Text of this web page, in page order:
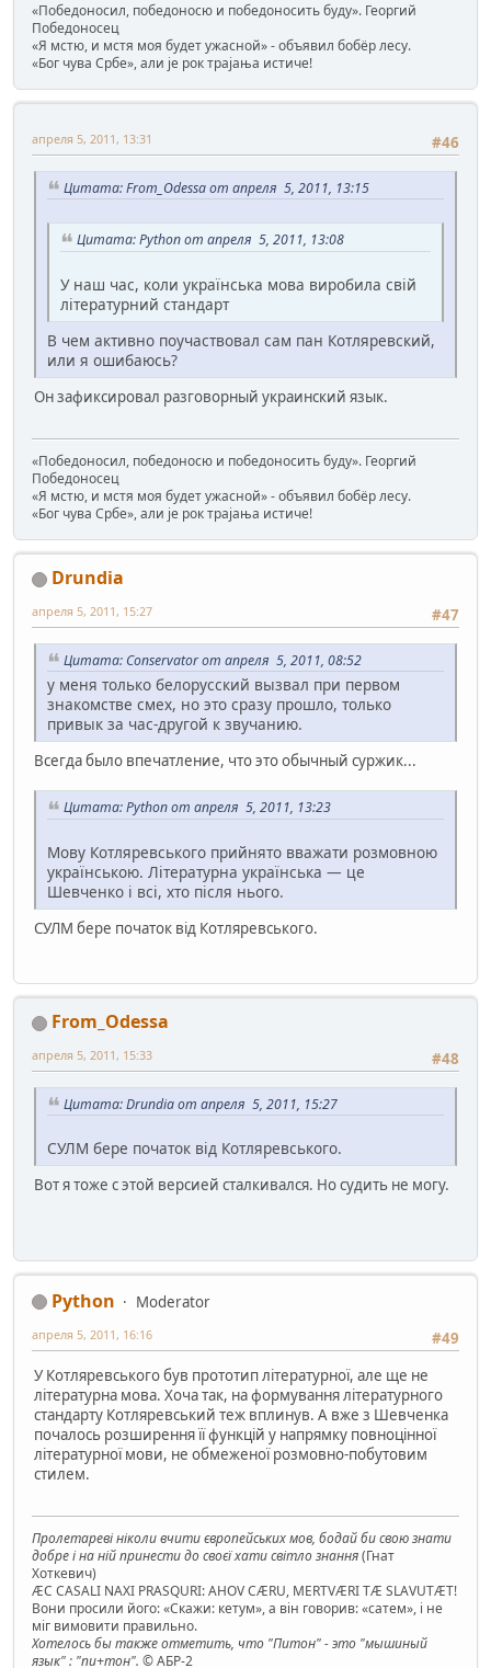
«Победоносил, победоносю и победоносить буду». Георгий
Победоносец
«Я мстю, и мстя моя будет ужасной» - объявил бобёр лесу.
«Бог чува Србе», али је рок трајања истиче!
#46
апреля 5, 2011, 13:31
Цитата: From_Odessa от апреля 5, 2011, 13:15
Цитата: Python от апреля 5, 2011, 13:08
У наш час, коли українська мова виробила свій
літературний стандарт
В чем активно поучаствовал сам пан Котляревский,
или я ошибаюсь?
Он зафиксировал разговорный украинский язык.
«Победоносил, победоносю и победоносить буду». Георгий
Победоносец
«Я мстю, и мстя моя будет ужасной» - объявил бобёр лесу.
«Бог чува Србе», али је рок трајања истиче!
Drundia
#47
апреля 5, 2011, 15:27
Цитата: Conservator от апреля 5, 2011, 08:52
у меня только белорусский вызвал при первом
знакомстве смех, но это сразу прошло, только
привык за час-другой к звучанию.
Всегда было впечатление, что это обычный суржик...
Цитата: Python от апреля 5, 2011, 13:23
Мову Котляревського прийнято вважати розмовною
українською. Літературна українська — це
Шевченко і всі, хто після нього.
СУЛМ бере початок від Котляревського.
From_Odessa
#48
апреля 5, 2011, 15:33
Цитата: Drundia от апреля 5, 2011, 15:27
СУЛМ бере початок від Котляревського.
Вот я тоже с этой версией сталкивался. Но судить не могу.
Python
Moderator
#49
апреля 5, 2011, 16:16
У Котляревського був прототип літературної, але ще не
літературна мова. Хоча так, на формування літературного
стандарту Котляревський теж вплинув. А вже з Шевченка
почалось розширення її функцій у напрямку повноцінної
літературної мови, не обмеженої розмовно-побутовим
стилем.
Пролетареві ніколи вчити європейських мов, бодай би свою знати
добре і на ній принести до своєї хати світло знання(Гнат
Хоткевич)
ÆC CASALI NAXI PRASQURI: AHOV CÆRU, MERTVÆRI TÆ SLAVUTÆT!
Вони просили його: «Скажи: кетум», а він говорив: «сатем», і не
міг вимовити правильно.
Хотелось бы также отметить, что "Питон" - это "мышиный
язык" : "пи+тон". © АБР-2